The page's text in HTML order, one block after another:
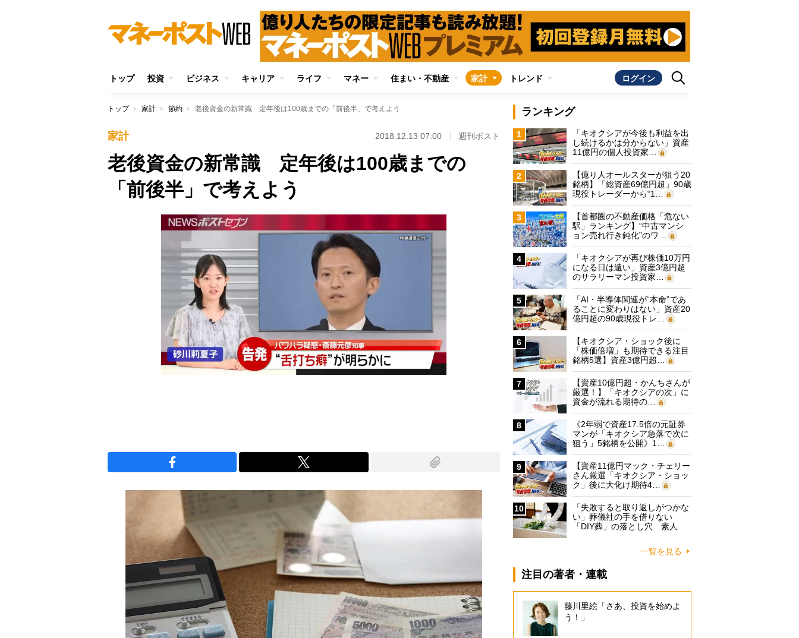
トップ 投資 ビジネス キャリア ライフ マネー 住まい・不動産 家計 トレンド ログイン
トップ 家計 節約 老後資金の新常識 定年後は100歳までの「前後半」で考えよう
家計 2018.12.13 07:00 週刊ポスト
老後資金の新常識 定年後は100歳までの
「前後半」で考えよう
ランキング
1
「キオクシアが今後も利益を出
し続けるかは分からない」資産
11億円の個人投資家…
2
【億り人オールスターが狙う20
銘柄】「総資産69億円超」90歳
現役トレーダーから“1…
3
【首都圏の不動産価格「危ない
駅」ランキング】“中古マンシ
ョン売れ行き鈍化”のワ…
4
「キオクシアが再び株価10万円
になる日は遠い」資産3億円超
のサラリーマン投資家…
5
「AI・半導体関連が“本命”であ
ることに変わりはない」資産20
億円超の90歳現役トレ…
6
【キオクシア・ショック後に
「株価倍増」も期待できる注目
銘柄5選】資産3億円超…
7
【資産10億円超・かんちさんが
厳選！】「キオクシアの次」に
資金が流れる期待の…
8
《2年弱で資産17.5倍の元証券
マンが「キオクシア急落で次に
狙う」5銘柄を公開》1…
9
【資産11億円マック・チェリー
さん厳選「キオクシア・ショッ
ク」後に大化け期待4…
10
「失敗すると取り返しがつかな
い」葬儀社の手を借りない
「DIY葬」の落とし穴 素人
一覧を見る
注目の著者・連載
藤川里絵「さあ、投資を始めよ
う！」